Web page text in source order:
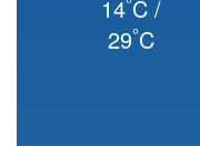
14 C /
29°C